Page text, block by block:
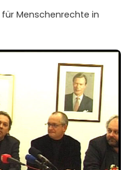
Menschenrechte in